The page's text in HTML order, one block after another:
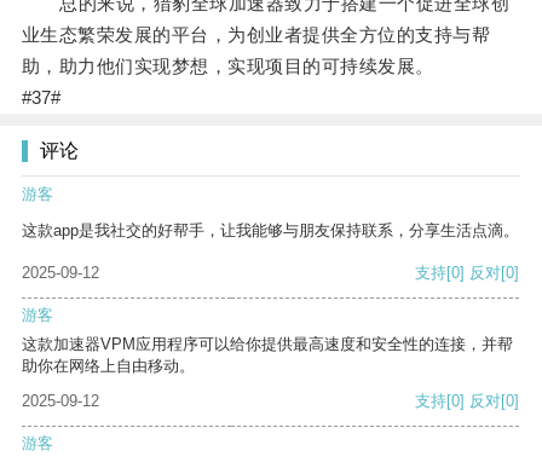
业生态繁荣发展的平台，为创业者提供全方位的支持与帮
助，助力他们实现梦想，实现项目的可持续发展。
#37#
评论
游客
这款app是我社交的好帮手，让我能够与朋友保持联系，分享生活点滴。
2025-09-12 支持[0] 反对[0]
游客
这款加速器VPM应用程序可以给你提供最高速度和安全性的连接，并帮
助你在网络上自由移动。
2025-09-12
支持[0] 反对[0]
游客